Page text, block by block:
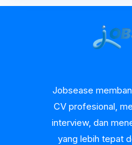
Jobsease
CV profesional,
interview, dan
yang lebih tepat